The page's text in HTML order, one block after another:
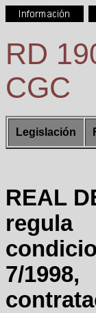
RD
CGC
Legislación
REAL
7/